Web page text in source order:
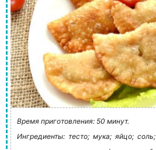
Время приготовления: 50 минут.
Ингредиенты: тесто; мука; яйцо; соль;